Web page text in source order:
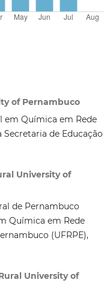
of Pernambuco
em Química em Rede
de Educação
University of
de Pernambuco
Química em Rede
(UFRPE),
University of